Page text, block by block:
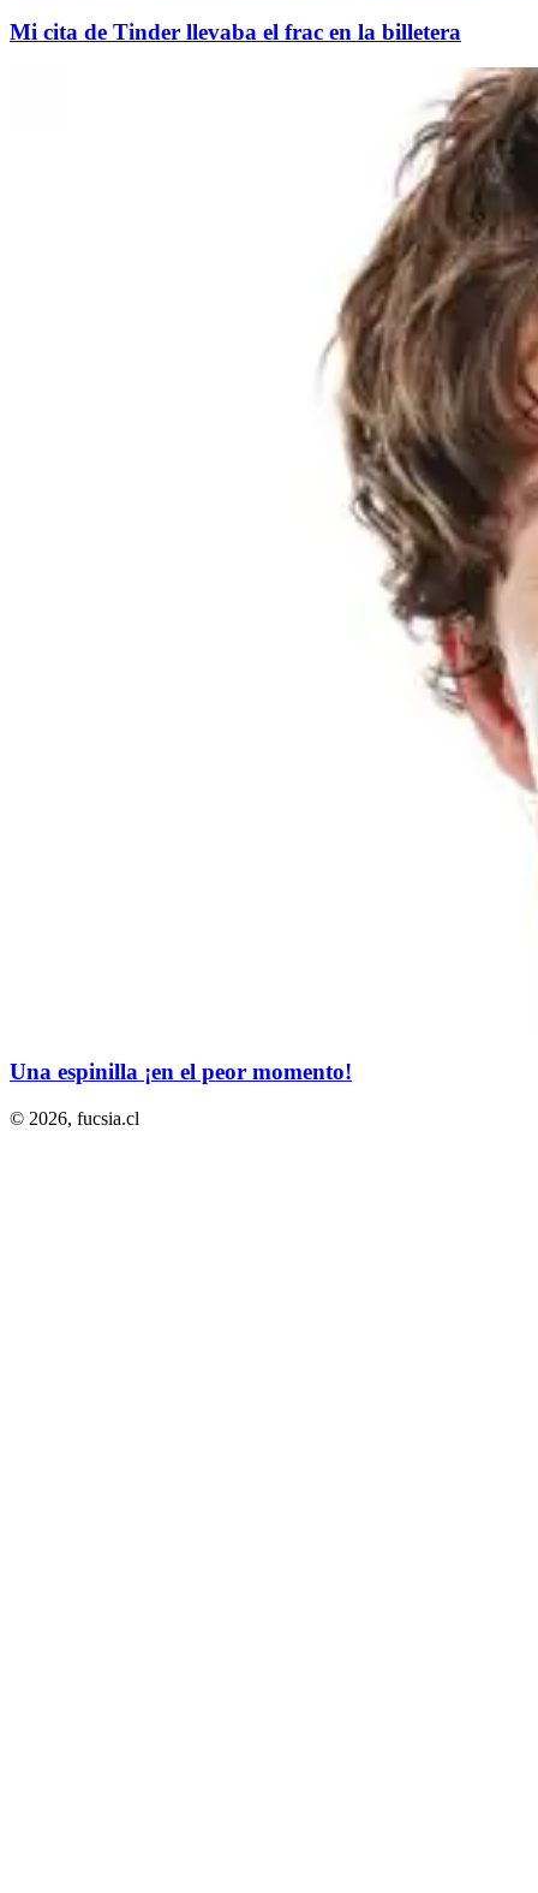
Mi cita de Tinder llevaba el frac en la billetera
Una espinilla ¡en el peor momento!
© 2026, fucsia.cl